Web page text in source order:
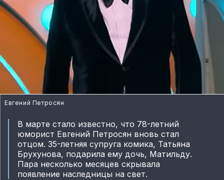
Евгений Петросян
В марте стало известно, что 78-летний
юморист Евгений Петросян вновь стал
отцом. 35-летняя супруга комика, Татьяна
Брухунова, подарила ему дочь, Матильду.
Пара несколько месяцев скрывала
появление наследницы на свет.